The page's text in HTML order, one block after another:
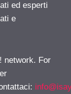
ed esperti
e
network. For
: